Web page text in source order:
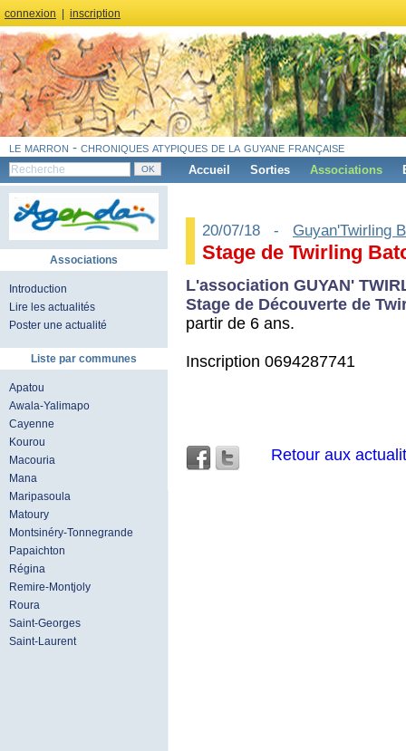
connexion inscription
le marron - chroniques atypiques de la guyane française
Accueil Sorties Associations
Associations
Introduction
Lire les actualités
Poster une actualité
Liste par communes
Apatou
Awala-Yalimapo
Cayenne
Kourou
Macouria
Mana
Maripasoula
Matoury
Montsinéry-Tonnegrande
Papaichton
Régina
Remire-Montjoly
Roura
Saint-Georges
Saint-Laurent
20/07/18 - Guyan'Twirling
Stage de Twirling
L'association GUYAN'
Stage de Découverte de
partir de 6 ans.
Inscription 0694287741
Retour aux